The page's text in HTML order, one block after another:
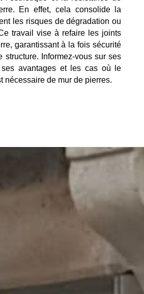
En effet, cela consolide la
les risques de dégradation ou
travail vise à refaire les joints
garantissant à la fois sécurité
structure. Informez-vous sur ses
ses avantages et les cas où le
nécessaire de mur de pierres.